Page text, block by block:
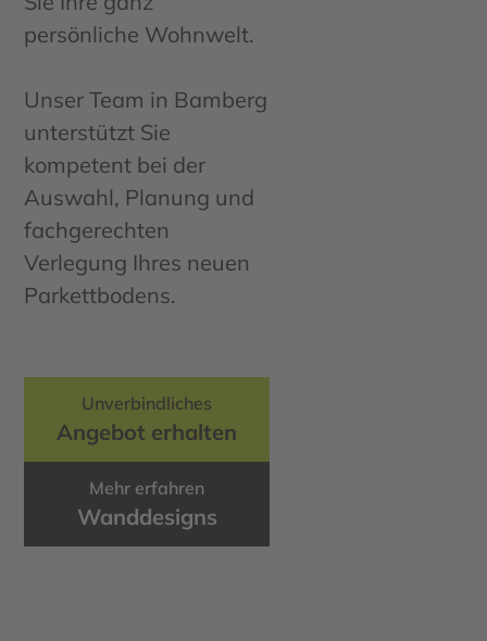
persönliche Wohnwelt.
Unser Team in Bamberg
unterstützt Sie
kompetent bei der
Auswahl, Planung und
fachgerechten
Verlegung Ihres neuen
Parkettbodens.
Unverbindliches
Angebot erhalten
Mehr erfahren
Wanddesigns